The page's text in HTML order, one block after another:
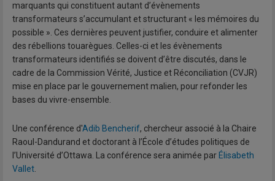
marquants qui constituent autant d’évènements
transformateurs s’accumulant et structurant « les mémoires du
possible ». Ces dernières peuvent justifier, conduire et alimenter
des rébellions touarègues. Celles-ci et les évènements
transformateurs identifiés se doivent d’être discutés, dans le
cadre de la Commission Vérité, Justice et Réconciliation (CVJR)
mise en place par le gouvernement malien, pour refonder les
bases du vivre-ensemble.
Une conférence d'Adib Bencherif, chercheur associé à la Chaire
Raoul-Dandurand et doctorant à l’École d’études politiques de
l’Université d’Ottawa. La conférence sera animée par Élisabeth
Vallet.